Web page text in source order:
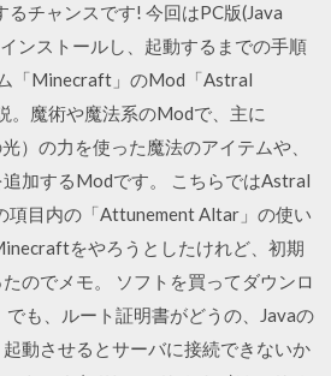
チャンスです! 今回はPC版(Java
ンストールし、起動するまでの手順
「Minecraft」のMod「Astral
。魔術や魔法系のModで、主に
）の力を使った魔法のアイテムや、
加するModです。 こちらではAstral
項目内の「Attunement Altar」の使い
をやろうとしたけれど、初期
のでメモ。 ソフトを買ってダウンロ
も、ルート証明書がどうの、Javaの
動させるとサーバに接続できないか